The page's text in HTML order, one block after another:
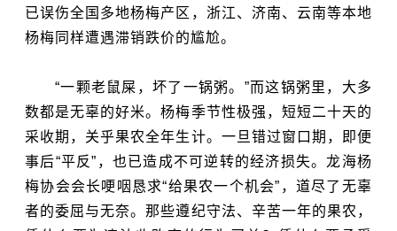
已误伤全国多地杨梅产区，浙江、济南、云南等本地
杨梅同样遭遇滞销跌价的尴尬。
“一颗老鼠屎，坏了一锅粥。”而这锅粥里，大多
数都是无辜的好米。杨梅季节性极强，短短二十天的
采收期，关乎果农全年生计。一旦错过窗口期，即便
事后“平反”，也已造成不可逆转的经济损失。龙海杨
梅协会会长哽咽恳求“给果农一个机会”，道尽了无辜
者的委屈与无奈。那些遵纪守法、辛苦一年的果农，